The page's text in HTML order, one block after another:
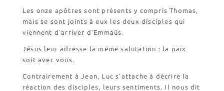
Demande de séjour
Séjours étudiant(e)s
Covoiturage
Les onze apôtres sont présents y compris Thomas,
mais se sont joints à eux les deux disciples qui
viennent d’arriver d’Emmaüs.
Jésus leur adresse la même salutation : la paix
soit avec vous.
Contrairement à Jean, Luc s’attache à décrire la
réaction des disciples, leurs sentiments. Il nous dit